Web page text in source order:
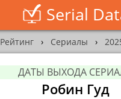
Serial
Рейтинг › Сериалы ›
ДАТЫ ВЫХОДА
Робин Гуд